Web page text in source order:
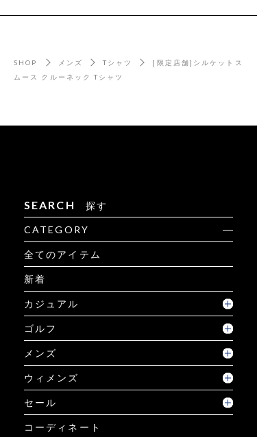
SHOP メンズ Tシャツ
[限定店舗]シルケットス
ムース クルーネック Tシャツ
SEARCH 探す
CATEGORY
全てのアイテム
新着
カジュアル
ゴルフ
メンズ
ウィメンズ
セール
コーディネート